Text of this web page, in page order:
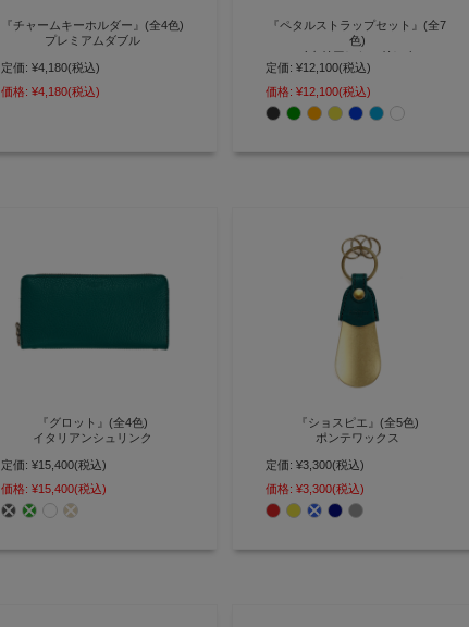
『チャームキーホルダー』(全4色)
プレミアムダブル
バッグのアクセントにもなる2ト
ーンチャームキーホルダー
【AGILITY affa(アジリティ アッ
定価: ¥4,180(税込)
価格: ¥4,180(税込)
『ペタルストラップセット』(全7
色)
イタリアンシュリンク
毎日身につけたいスマホの特等
席 スマホショルダーストラップ
セット【AGILITY affa(アジリティ
定価: ¥12,100(税込)
価格: ¥12,100(税込)
『グロット』(全4色)
イタリアンシュリンク
通帳やパスポートが入る 定番ラウ
ンドファスナー 長財布【AGILITY
affa(アジリティ アッファ)】
(2204)
定価: ¥15,400(税込)
価格: ¥15,400(税込)
『ショスピエ』(全5色)
ポンテワックス
鍵と一緒に携帯する「魅せる」真
鍮製シューホーンキーホルダー
【AGILITY affa(アジリティ アッ
ファ)】(0194)[M便 3/3]
定価: ¥3,300(税込)
価格: ¥3,300(税込)